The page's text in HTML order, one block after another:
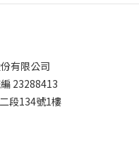
有限公司
23288413
段134號1樓